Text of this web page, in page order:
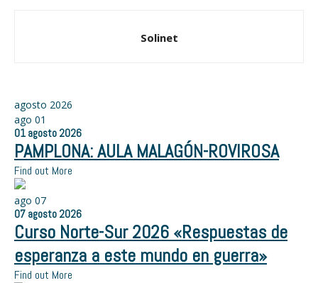
Solinet
agosto 2026
ago 01
01 agosto 2026
PAMPLONA: AULA MALAGÓN-ROVIROSA
Find out More
ago 07
07 agosto 2026
Curso Norte-Sur 2026 «Respuestas de
esperanza a este mundo en guerra»
Find out More